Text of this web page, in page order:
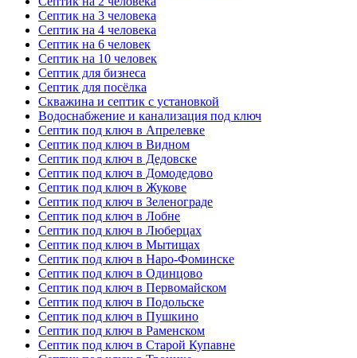
Септик на 3 человека
Септик на 4 человека
Септик на 6 человек
Септик на 10 человек
Септик для бизнеса
Септик для посёлка
Скважина и септик с установкой
Водоснабжение и канализация под ключ
Септик под ключ в Апрелевке
Септик под ключ в Видном
Септик под ключ в Дедовске
Септик под ключ в Домодедово
Септик под ключ в Жукове
Септик под ключ в Зеленограде
Септик под ключ в Лобне
Септик под ключ в Люберцах
Септик под ключ в Мытищах
Септик под ключ в Наро-Фоминске
Септик под ключ в Одинцово
Септик под ключ в Первомайском
Септик под ключ в Подольске
Септик под ключ в Пушкино
Септик под ключ в Раменском
Септик под ключ в Старой Купавне